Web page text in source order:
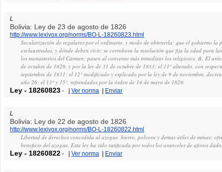
L
Bolivia: Ley de 23 de agosto de 1826
http://www.lexivox.org/norms/BO-L-18260823.html
Secularización de regulares por el ordinario, y modo de obtenerla; que el gobierno la
exclaustradas, y dónde deben vivir; se corrobora la resolución que fija la edad para
los monasterios del Carmen; pasen al convento más inmediato los religiosos, &. El
de octubre de 1829, y por la ley de 31 de octubre de 1833; el 11° alterado, con
septiembre de 1831; el 12° modificado y esplicado por la ley de 9 de noviembre,
año 26; el 13° y 15°, refrendados por la órden de 14 de mayo de 1829.
Ley - 18260823 - |Ver norma | Enviar
L
Bolivia: Ley de 22 de agosto de 1826
http://www.lexivox.org/norms/BO-L-18260822.html
Libertad de derechos concedida al azogue, hierro, polvora y demas útiles de minas:
beneficio del azogue. Esta ley ha sido ratificada por todos los aranceles de aforos
Ley - 18260822 - |Ver norma | Enviar